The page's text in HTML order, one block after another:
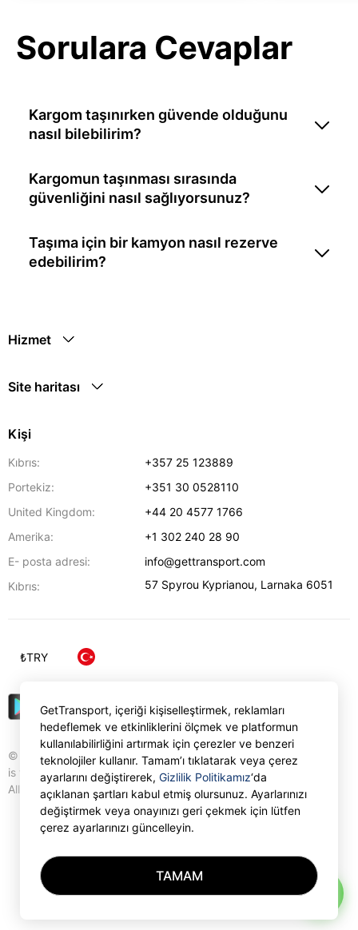
Sorulara Cevaplar
Kargom taşınırken güvende olduğunu
nasıl bilebilirim?
Kargomun taşınması sırasında
güvenliğini nasıl sağlıyorsunuz?
Taşıma için bir kamyon nasıl rezerve
edebilirim?
Hizmet
Site haritası
Kişi
Kıbrıs:
+357 25 123889
Portekiz:
+351 30 0528110
United Kingdom:
+44 20 4577 1766
Amerika:
+1 302 240 28 90
E- posta adresi:
info@gettransport.com
Kıbrıs:
57 Spyrou Kyprianou, Larnaka 6051
© Gettransport International Limited. GetTransport®
is trademark of Gettransport International Limited.
All rights reserved.
₺TRY
GetTransport, içeriği kişiselleştirmek, reklamları
hedeflemek ve etkinliklerini ölçmek ve platformun
kullanılabilirliğini artırmak için çerezler ve benzeri
teknolojiler kullanır. Tamam’ı tıklatarak veya çerez
ayarlarını değiştirerek, Gizlilik Politikamız‘da
açıklanan şartları kabul etmiş olursunuz. Ayarlarınızı
değiştirmek veya onayınızı geri çekmek için lütfen
çerez ayarlarınızı güncelleyin.
TAMAM
AI